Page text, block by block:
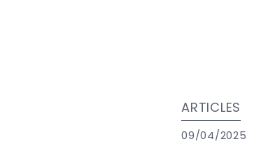
ARTICLES
09/04/2025